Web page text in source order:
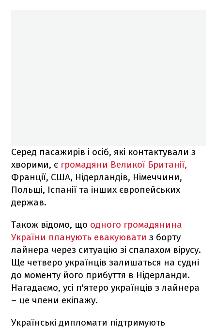
Серед пасажирів і осіб, які контактували з
хворими, є громадяни Великої Британії,
Франції, США, Нідерландів, Німеччини,
Польщі, Іспанії та інших європейських
держав.
Також відомо, що одного громадянина
України планують евакуювати з борту
лайнера через ситуацію зі спалахом вірусу.
Ще четверо українців залишаться на судні
до моменту його прибуття в Нідерланди.
Нагадаємо, усі п'ятеро українців з лайнера
– це члени екіпажу.
Українські дипломати підтримують